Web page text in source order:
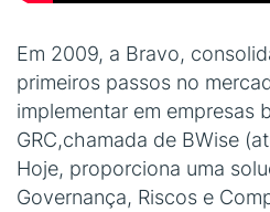
Em 2009, a Bravo,
primeiros passos no
implementar em empresas
GRC,chamada de BWise
Hoje, proporciona uma
Governança, Riscos e